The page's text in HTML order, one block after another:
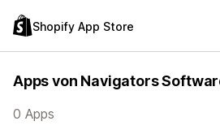
Shopify App Store
Apps von Navigators
0 Apps